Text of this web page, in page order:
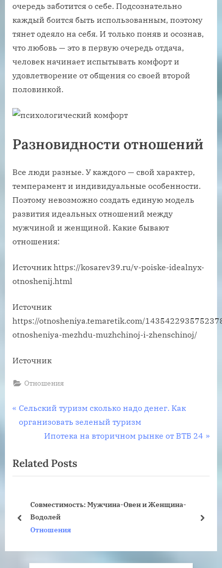
очередь заботится о себе. Подсознательно
каждый боится быть использованным, поэтому
тянет одеяло на себя. И только поняв и осознав,
что любовь — это в первую очередь отдача,
человек начинает испытывать комфорт и
удовлетворение от общения со своей второй
половинкой.
Разновидности отношений
Все люди разные. У каждого — свой характер,
темперамент и индивидуальные особенности.
Поэтому невозможно создать единую модель
развития идеальных отношений между
мужчиной и женщиной. Какие бывают
отношения:
Источник https://kosarev39.ru/v-poiske-idealnyx-
otnoshenij.html
Источник
https://otnosheniya.temaretik.com/
otnosheniya-mezhdu-muzhchinoj-i-zhenschinoj/
Источник
Отношения
Навигация
по
P
r
i
o
P
Сельский туризм сколько надо денег. Как
организовать зеленый туризм
N
x
t
o
s
t
Ипотека на вторичном рынке от ВТБ 24
Related Posts
Весы, рожденные в год Дракона:
Отношения
prev next